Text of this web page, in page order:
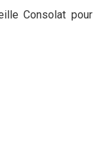
Consolat pour